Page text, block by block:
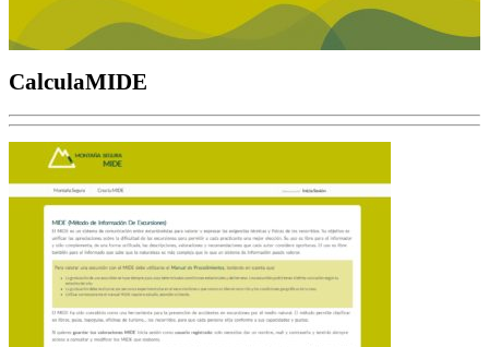
CalculaMIDE